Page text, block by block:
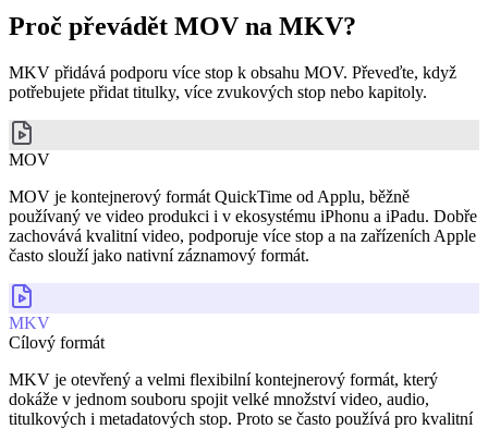
Proč převádět MOV na MKV?
MKV přidává podporu více stop k obsahu MOV. Převeďte, když
potřebujete přidat titulky, více zvukových stop nebo kapitoly.
MOV
MOV je kontejnerový formát QuickTime od Applu, běžně
používaný ve video produkci i v ekosystému iPhonu a iPadu. Dobře
zachovává kvalitní video, podporuje více stop a na zařízeních Apple
často slouží jako nativní záznamový formát.
MKV
Cílový formát
MKV je otevřený a velmi flexibilní kontejnerový formát, který
dokáže v jednom souboru spojit velké množství video, audio,
titulkových i metadatových stop. Proto se často používá pro kvalitní